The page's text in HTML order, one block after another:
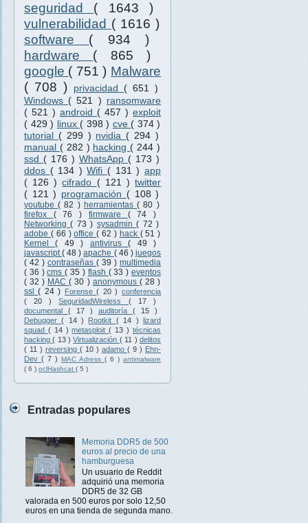
seguridad ( 1643 )
vulnerabilidad ( 1616 )
software ( 934 )
hardware ( 865 )
google ( 751 ) Malware
( 708 )
privacidad ( 651 )
Windows ( 521 ) ransomware
( 521 ) android ( 457 ) exploit
( 429 ) linux ( 398 ) cve ( 374 )
tutorial ( 299 ) nvidia ( 294 )
manual ( 282 ) hacking ( 244 )
ssd ( 176 ) WhatsApp ( 173 )
ddos ( 134 )Wifi ( 131 ) app
( 126 )cifrado ( 121 )twitter
( 121 ) programación ( 108 )
youtube( 82 ) herramientas( 80 )
firefox ( 76 ) firmware ( 74 )
Networking( 73 ) sysadmin( 72 )
adobe ( 66 )office( 62 ) hack ( 51 )
Kernel( 49 ) antivirus( 49 )
javascript( 48 )apache ( 46 ) juegos
( 42 ) contraseñas ( 39 ) multimedia
( 36 )cms( 35 ) flash ( 33 )eventos
( 32 ) MAC( 30 ) anonymous ( 28 )
ssl( 24 ) Forense( 20 ) conferencia
( 20 )SeguridadWireless ( 17 )
documental ( 17 ) auditoría ( 15 )
Debugger( 14 ) Rootkit ( 14 ) lizard
squad ( 14 )metasploit( 13 ) técnicas
hacking( 13 )Virtualización ( 11 ) delitos
( 11 ) reversing ( 10 ) adamo ( 9 ) Ehn-
Dev ( 7 ) MAC Adress ( 6 ) antimalware
( 6 ) oclHashcat ( 5 )
Entradas populares
Memoria DDR5 de 500
euros al precio de una
hamburguesa
Un usuario de Reddit
adquirió una memoria
DDR5 de 32 GB
valorada en 500 euros por solo 12,50
euros en una tienda de segunda mano.